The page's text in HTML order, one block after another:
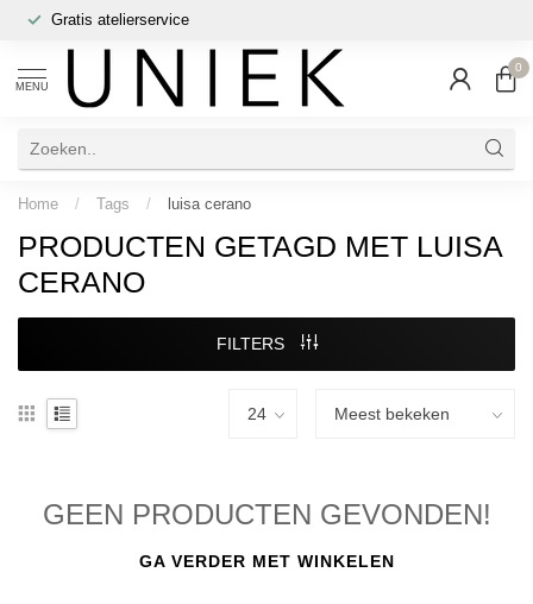
Gratis atelierservice
MENU
0
Home / Tags / luisa cerano
PRODUCTEN GETAGD MET LUISA
CERANO
FILTERS
GEEN PRODUCTEN GEVONDEN!
GA VERDER MET WINKELEN